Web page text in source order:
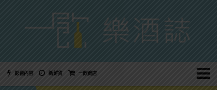
影音內容 新鮮貨 一飲商店
美國正式恢復蘇格蘭威士忌零關稅！烈酒產業再次迎來重磅利多